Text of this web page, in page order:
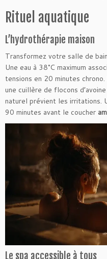
Rituel aquatique
L’hydrothérapie maison
Transformez votre salle de
Une eau à 38°C maximum
tensions en 20 minutes
une cuillère de flocons
naturel prévient les irritations.
90 minutes avant le coucher
Le spa accessible à tous